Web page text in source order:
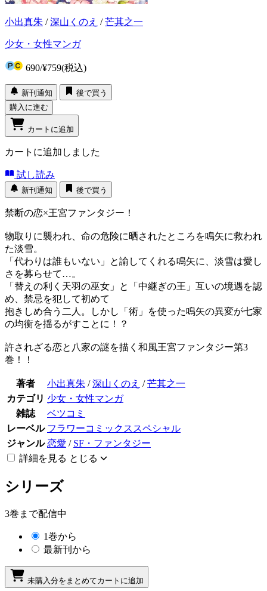
小出真朱 /深山くのえ /芒其之一
少女・女性マンガ
690/¥759(税込)
新刊通知
後で買う
購入に進む
カートに追加
カートに追加しました
試し読み
新刊通知 後で買う
禁断の恋×王宮ファンタジー！
物取りに襲われ、命の危険に晒されたところを鳴矢に救われ
た淡雪。
「代わりは誰もいない」と諭してくれる鳴矢に、淡雪は愛し
さを募らせて…。
「替えの利く天羽の巫女」と「中継ぎの王」互いの境遇を認
め、禁忌を犯して初めて
抱きしめ合う二人。しかし「術」を使った鳴矢の異変が七家
の均衡を揺るがすことに！？
許されざる恋と八家の謎を描く和風王宮ファンタジー第3
巻！！
著者 小出真朱 /深山くのえ /芒其之一
カテゴリ 少女・女性マンガ
雑誌
ベツコミ
レーベル フラワーコミックススペシャル
ジャンル 恋愛 / SF・ファンタジー
詳細を見る とじる
シリーズ
3巻まで配信中
1巻から
最新刊から
未購入分をまとめてカートに追加